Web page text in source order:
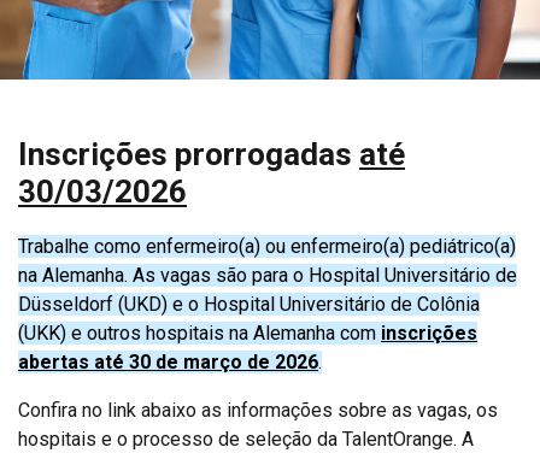
Inscrições prorrogadas até
30/03/2026
Trabalhe como enfermeiro(a) ou enfermeiro(a) pediátrico(a)
na Alemanha. As vagas são para o Hospital Universitário de
Düsseldorf (UKD) e o Hospital Universitário de Colônia
(UKK) e outros hospitais na Alemanha com inscrições
abertas até 30 de março de 2026.
Confira no link abaixo as informações sobre as vagas, os
hospitais e o processo de seleção da TalentOrange. A